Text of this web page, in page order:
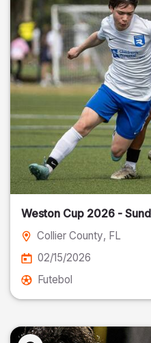
Collier County, FL
02/15/2026
Futebol